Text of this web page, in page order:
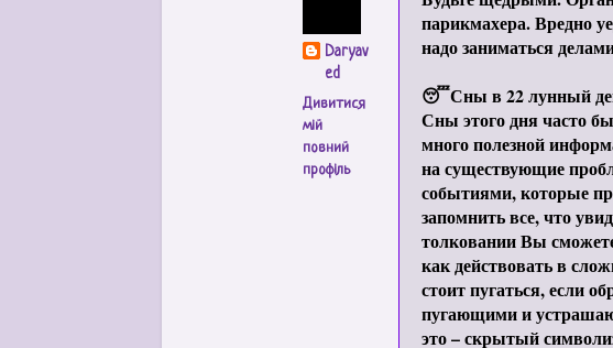
парикмахера. Вредно
надо заниматься
😴Сны в 22 лунный
Сны этого дня часто
много полезной
на существующие
событиями, которые
запомнить все, что
толковании Вы
как действовать в
стоит пугаться, если
пугающими и
это – скрытый
Daryav
ed
Дивитися
мій
повний
профіль